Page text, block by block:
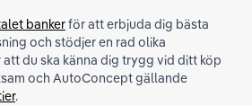
bankerför att erbjuda dig bästa
och stödjer en rad olika
du ska känna dig trygg vid ditt köp
och AutoConcept gällande
.